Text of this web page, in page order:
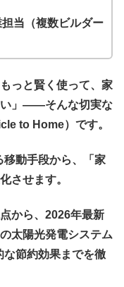
当（複数ビルダー
っと賢く使って、家
い」――そんな切実な
to Home）です。
動手段から、「家
させます。
から、2026年最新
太陽光発電システム
な節約効果までを徹